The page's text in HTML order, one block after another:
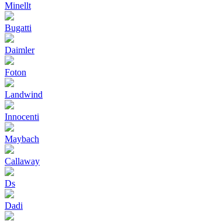
Minellt
Bugatti
Daimler
Foton
Landwind
Innocenti
Maybach
Callaway
Ds
Dadi